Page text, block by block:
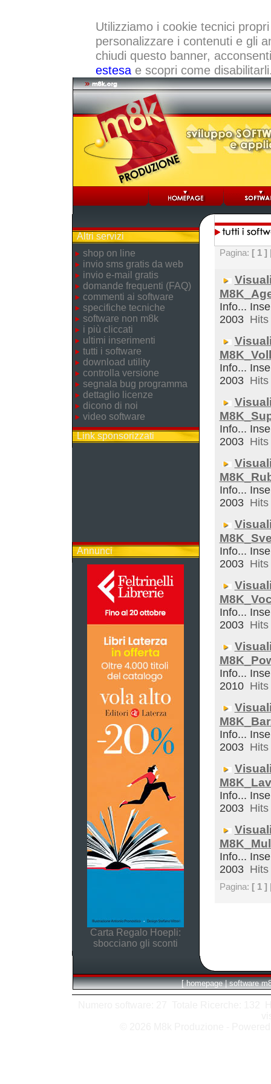
Utilizziamo i cookie tecnici
personalizzare i contenuti e gli
chiudi questo banner,
estesae scopri come
Altri servizi
shop on line
invio sms gratis da web
invio e-mail gratis
domande frequenti (FAQ)
commenti ai software
specifiche tecniche
software non m8k
i più cliccati
ultimi inserimenti
tutti i software
download utility
controlla versione
segnala bug programma
dettaglio licenze
dicono di noi
video software
Link sponsorizzati
Annunci
Carta Regalo Hoepli:
sbocciano gli sconti
Pagina: [ 1 ]
Info...
2003
Info...
2003
Info...
2003
Info...
2003
Info...
2003
Info...
2003
Info...
2010
Info...
2003
Info...
2003
Info...
2003
Pagina: [ 1 ]
[ homepage | software